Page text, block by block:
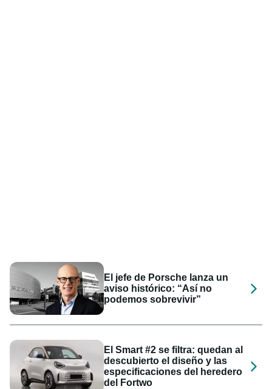
El jefe de Porsche lanza un
aviso histórico: “Así no
podemos sobrevivir”
El Smart #2 se filtra: quedan al
descubierto el diseño y las
especificaciones del heredero
del Fortwo